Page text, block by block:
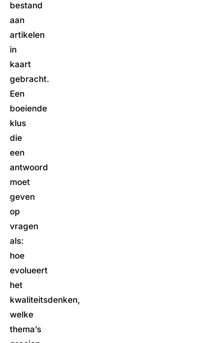
bestand
aan
artikelen
in
kaart
gebracht.
Een
boeiende
klus
die
een
antwoord
moet
geven
op
vragen
als:
hoe
evolueert
het
kwaliteitsdenken,
welke
thema’s